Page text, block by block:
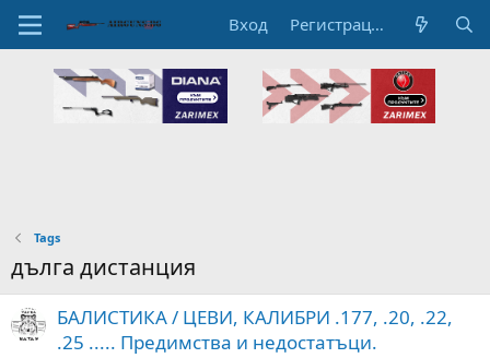
Вход Регистрация
Tags
дълга дистанция
БАЛИСТИКА / ЦЕВИ, КАЛИБРИ .177, .20, .22,
.25 ..... Предимства и недостатъци.